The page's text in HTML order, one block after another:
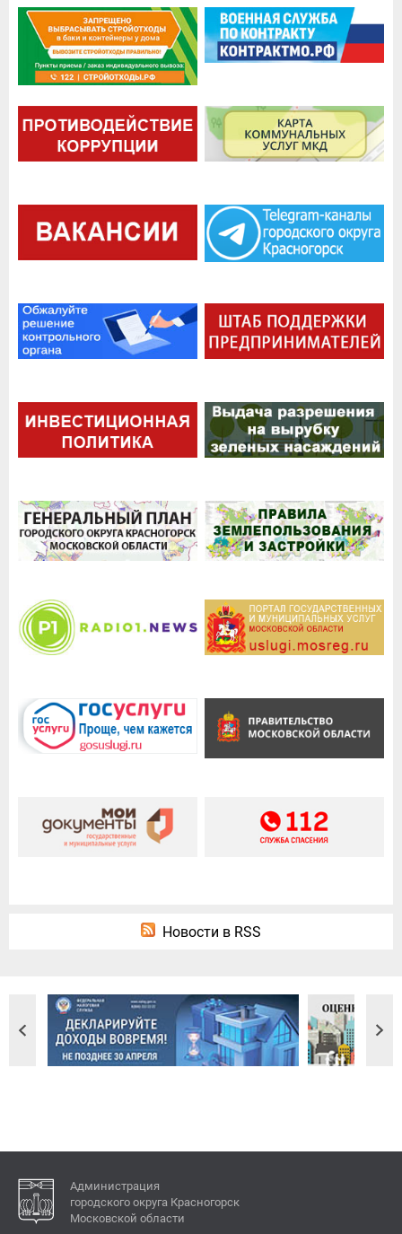
Новости в RSS
Администрация
городского округа Красногорск
Московской области